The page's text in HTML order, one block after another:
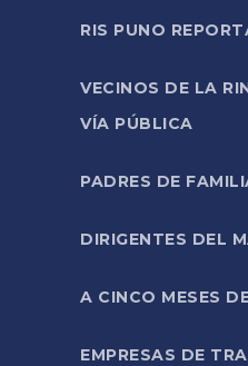
RIS PUNO
VECINOS DE LA
VÍA PÚBLICA
PADRES DE
DIRIGENTES DEL
A CINCO MESES
EMPRESAS DE